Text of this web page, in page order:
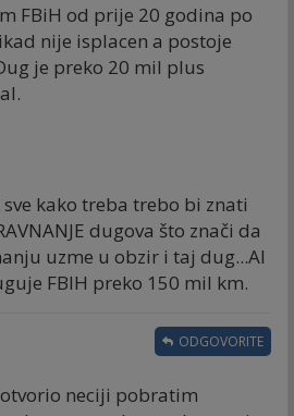
FBiH od prije 20 godina po
nije isplacen a postoje
je preko 20 mil plus
kako treba trebo bi znati
dugova što znači da
uzme u obzir i taj dug...Al
FBIH preko 150 mil km.
neciji pobratim
ODGOVORITE